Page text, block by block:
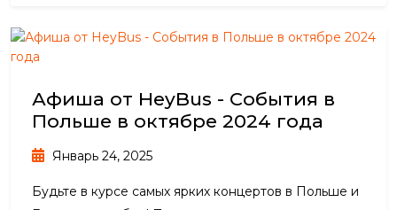
Афиша от HeyBus - События в
Польше в октябре 2024 года
Январь 24, 2025
Будьте в курсе самых ярких концертов в Польше и